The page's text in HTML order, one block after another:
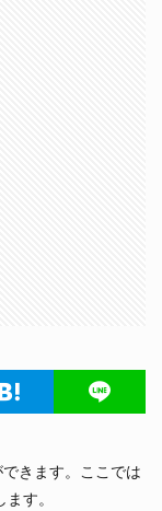
きます。ここでは
す。